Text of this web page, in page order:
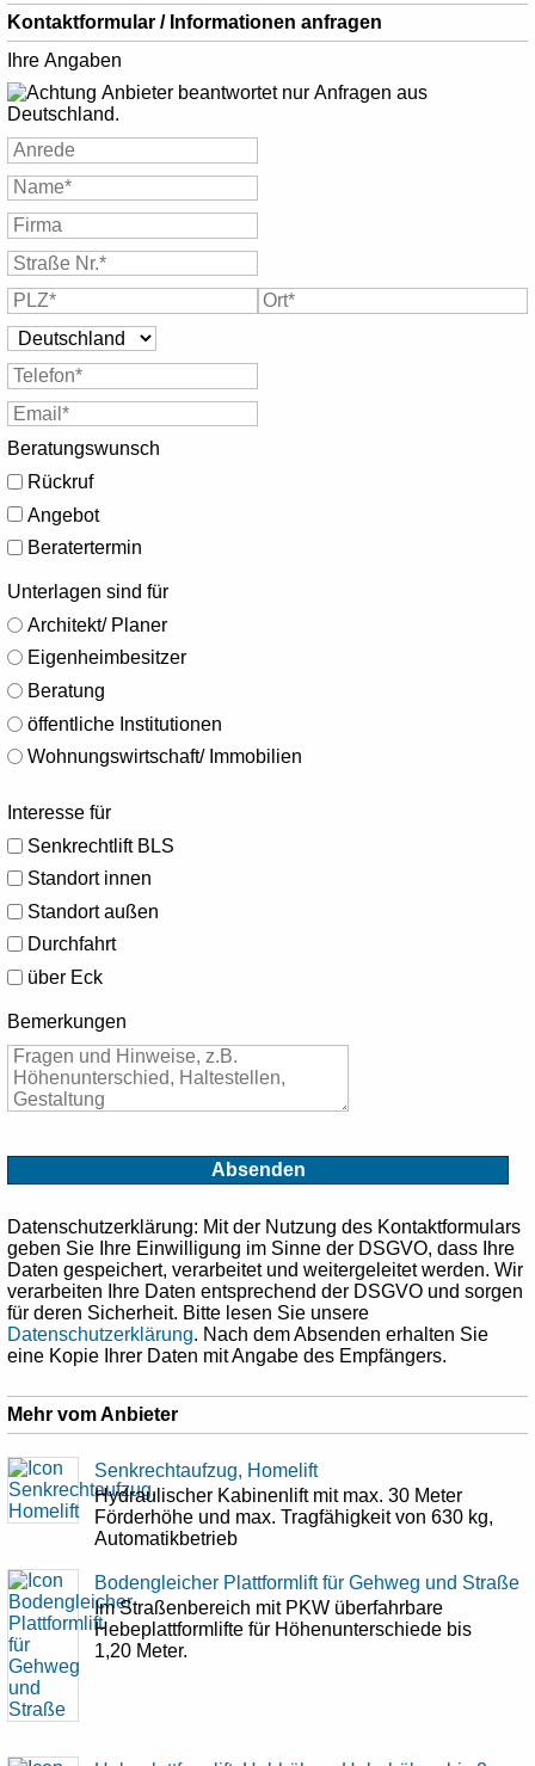
Kontaktformular / Informationen anfragen
Ihre Angaben
Anbieter beantwortet nur Anfragen aus
Deutschland.
Beratungswunsch
Rückruf
Angebot
Beratertermin
Unterlagen sind für
Architekt/ Planer
Eigenheimbesitzer
Beratung
öffentliche Institutionen
Wohnungswirtschaft/ Immobilien
Interesse für
Senkrechtlift BLS
Standort innen
Standort außen
Durchfahrt
über Eck
Bemerkungen
Datenschutzerklärung: Mit der Nutzung des Kontaktformulars
geben Sie Ihre Einwilligung im Sinne der DSGVO, dass Ihre
Daten gespeichert, verarbeitet und weitergeleitet werden. Wir
verarbeiten Ihre Daten entsprechend der DSGVO und sorgen
für deren Sicherheit. Bitte lesen Sie unsere
Datenschutzerklärung. Nach dem Absenden erhalten Sie
eine Kopie Ihrer Daten mit Angabe des Empfängers.
Mehr vom Anbieter
Senkrechtaufzug, Homelift
Hydraulischer Kabinenlift mit max. 30 Meter
Förderhöhe und max. Tragfähigkeit von 630 kg,
Automatikbetrieb
Bodengleicher Plattformlift für Gehweg und Straße
Im Straßenbereich mit PKW überfahrbare
Hebeplattformlifte für Höhenunterschiede bis
1,20 Meter.